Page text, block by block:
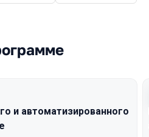
и автоматизированного